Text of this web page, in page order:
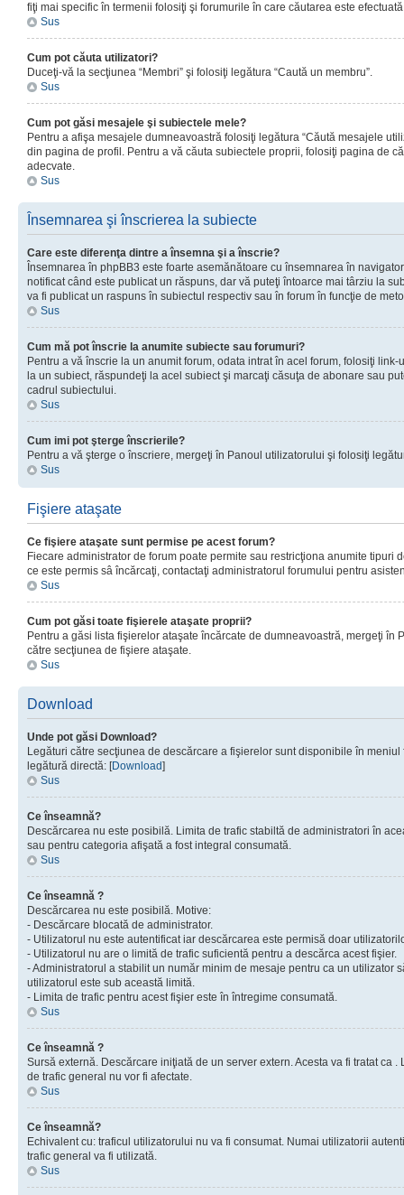
fiţi mai specific în termenii folosiţi şi forumurile în care căutarea este
Sus
Cum pot căuta utilizatori?
Duceţi-vă la secţiunea “Membri” şi folosiţi legătura “Caută un membru”.
Sus
Cum pot găsi mesajele şi subiectele mele?
Pentru a afişa mesajele dumneavoastră folosiţi legătura “Căută mesajele
din pagina de profil. Pentru a vă căuta subiectele proprii, folosiţi pagina de
adecvate.
Sus
Însemnarea şi înscrierea la subiecte
Care este diferenţa dintre a însemna şi a înscrie?
Însemnarea în phpBB3 este foarte asemănătoare cu însemnarea în
notificat când este publicat un răspuns, dar vă puteţi întoarce mai târziu la
va fi publicat un raspuns în subiectul respectiv sau în forum în funcţie de
Sus
Cum mă pot înscrie la anumite subiecte sau forumuri?
Pentru a vă înscrie la un anumit forum, odata intrat în acel forum, folosiţi
la un subiect, răspundeţi la acel subiect şi marcaţi căsuţa de abonare sau
cadrul subiectului.
Sus
Cum imi pot şterge înscrierile?
Pentru a vă şterge o înscriere, mergeţi în Panoul utilizatorului şi folosiţi
Sus
Fişiere ataşate
Ce fişiere ataşate sunt permise pe acest forum?
Fiecare administrator de forum poate permite sau restricţiona anumite tipuri
ce este permis sâ încărcaţi, contactaţi administratorul forumului pentru
Sus
Cum pot găsi toate fişierele ataşate proprii?
Pentru a găsi lista fişierelor ataşate încărcate de dumneavoastră, mergeţi în
către secţiunea de fişiere ataşate.
Sus
Download
Unde pot găsi Download?
Legături către secţiunea de descărcare a fişierelor sunt disponibile în
legătură directă: [Download]
Sus
Ce înseamnă?
Descărcarea nu este posibilă. Limita de trafic stabiltă de administratori în
sau pentru categoria afişată a fost integral consumată.
Sus
Ce înseamnă ?
Descărcarea nu este posibilă. Motive:
- Descărcare blocată de administrator.
- Utilizatorul nu este autentificat iar descărcarea este permisă doar
- Utilizatorul nu are o limită de trafic suficientă pentru a descărca acest fişier.
- Administratorul a stabilit un număr minim de mesaje pentru ca un utilizator
utilizatorul este sub această limită.
- Limita de trafic pentru acest fişier este în întregime consumată.
Sus
Ce înseamnă ?
Sursă externă. Descărcare iniţiată de un server extern. Acesta va fi tratat ca
de trafic general nu vor fi afectate.
Sus
Ce înseamnă?
Echivalent cu: traficul utilizatorului nu va fi consumat. Numai utilizatorii
trafic general va fi utilizată.
Sus